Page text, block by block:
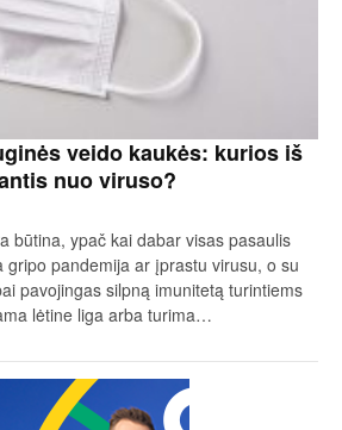
veido kaukės: kurios iš
nuo viruso?
būtina, ypač kai dabar visas pasaulis
pandemija ar įprastu virusu, o su
pavojingas silpną imunitetą turintiems
lėtine liga arba turima…